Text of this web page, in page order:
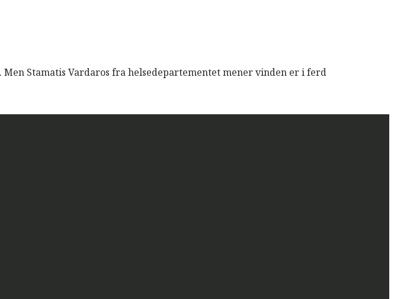
Stamatis Vardaros fra helsedepartementet mener vinden er i ferd